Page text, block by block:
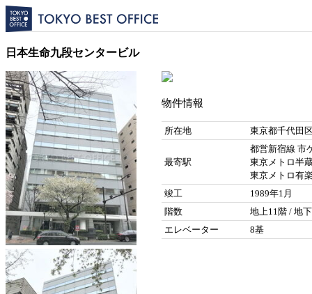
日本生命九段センタービル
物件情報
所在地 東京都千代田
最寄駅
都営新宿線 市
東京メトロ半
東京メトロ有
竣工
1989年1月
階数
地上11階 / 地
エレベーター
8基